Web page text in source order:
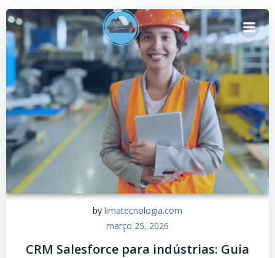
Pular
para
o
conteúdo
by limatecnologia.com
março 25, 2026
CRM Salesforce para indústrias: Guia